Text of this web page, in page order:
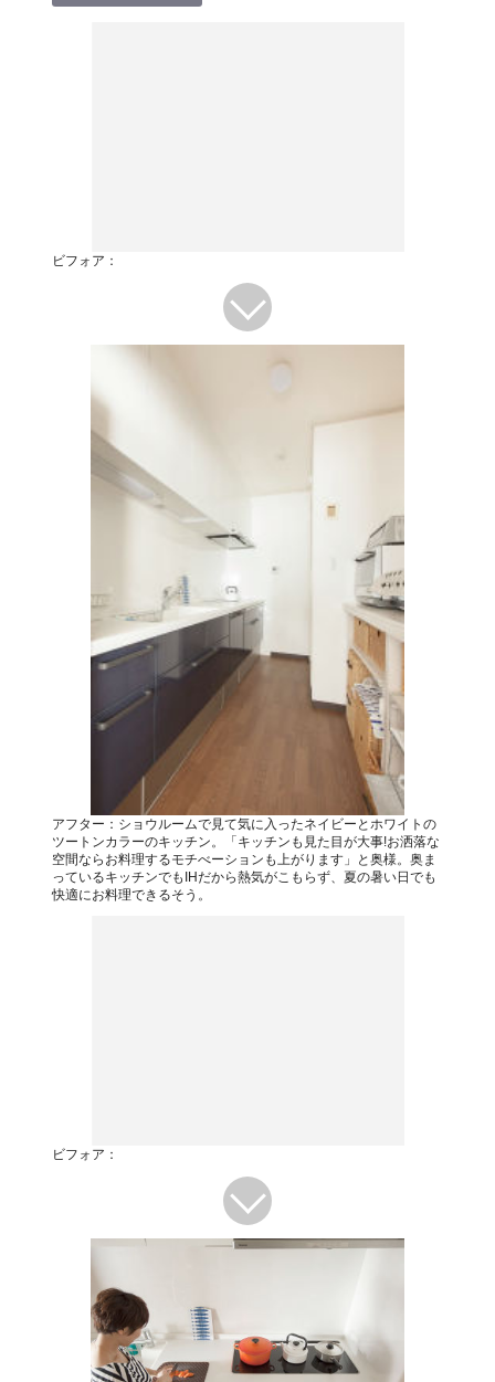
ビフォア：
アフター：ショウルームで見て気に入ったネイビーとホワイトの
ツートンカラーのキッチン。「キッチンも見た目が大事!お洒落な
空間ならお料理するモチべーションも上がります」と奥様。奥ま
っているキッチンでもIHだから熱気がこもらず、夏の暑い日でも
快適にお料理できるそう。
ビフォア：